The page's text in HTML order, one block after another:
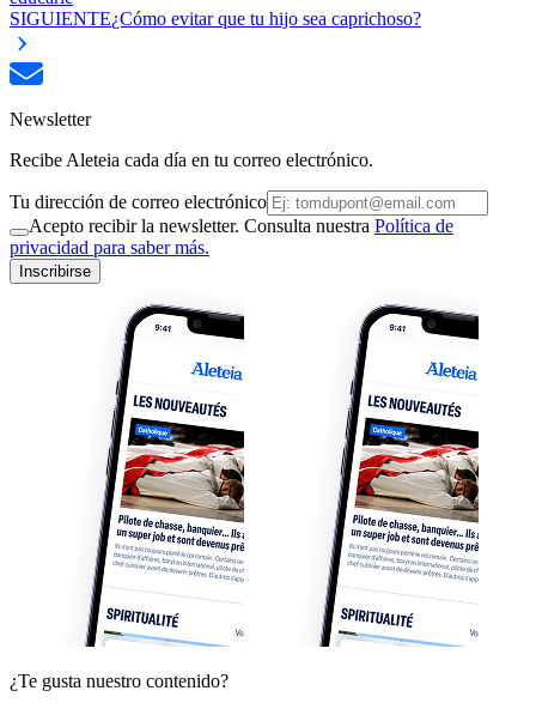
SIGUIENTE¿Cómo evitar que tu hijo sea caprichoso?
Newsletter
Recibe Aleteia cada día en tu correo electrónico.
Tu dirección de correo electrónico
Acepto recibir la newsletter. Consulta nuestra Política de
privacidad para saber más.
Inscribirse
¿Te gusta nuestro contenido?